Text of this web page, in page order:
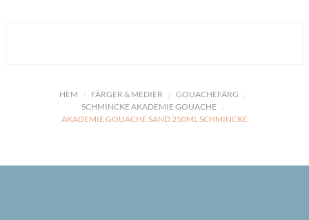
HEM FÄRGER & MEDIER
GOUACHEFÄRG
SCHMINCKE AKADEMIE GOUACHE
AKADEMIE GOUACHE SAND 250ML SCHMINCKE